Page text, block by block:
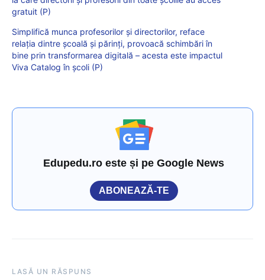
gratuit (P)
Simplifică munca profesorilor și directorilor, reface
relația dintre școală și părinți, provoacă schimbări în
bine prin transformarea digitală – acesta este impactul
Viva Catalog în școli (P)
Edupedu.ro este și pe Google News
ABONEAZĂ-TE
LASĂ UN RĂSPUNS